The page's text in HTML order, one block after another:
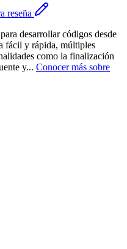
reseña
desarrollar códigos desde
fácil y rápida, múltiples
como la finalización
y... Conocer más sobre